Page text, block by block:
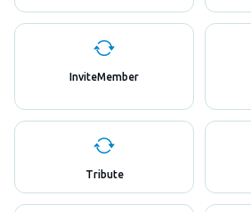
InviteMember
Tribute